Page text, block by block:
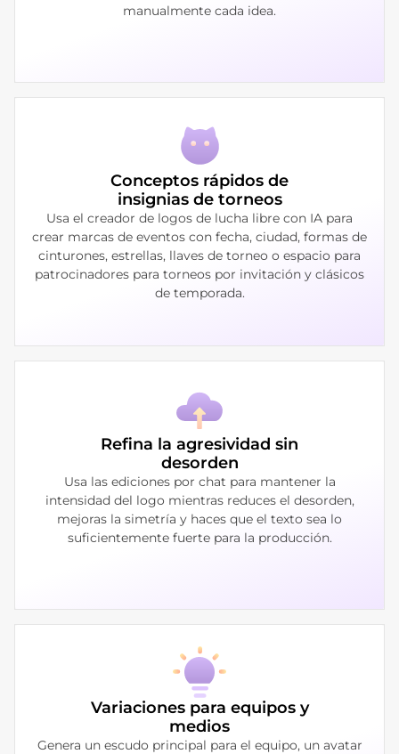
manualmente cada idea.
Conceptos rápidos de
insignias de torneos
Usa el creador de logos de lucha libre con IA para
crear marcas de eventos con fecha, ciudad, formas de
cinturones, estrellas, llaves de torneo o espacio para
patrocinadores para torneos por invitación y clásicos
de temporada.
Refina la agresividad sin
desorden
Usa las ediciones por chat para mantener la
intensidad del logo mientras reduces el desorden,
mejoras la simetría y haces que el texto sea lo
suficientemente fuerte para la producción.
Variaciones para equipos y
medios
Genera un escudo principal para el equipo, un avatar